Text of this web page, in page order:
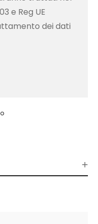
e Reg UE
dei dati